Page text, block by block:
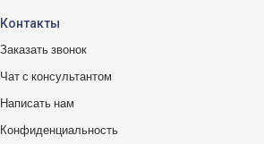
Контакты
Заказать звонок
Чат с консультантом
Написать нам
Конфиденциальность